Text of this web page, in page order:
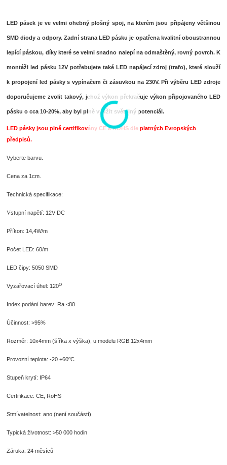
LED pásek je ve velmi ohebný plošný spoj, na kterém jsou připájeny většinou
SMD diody a odpory. Zadní strana LED pásku je opatřena kvalitní oboustrannou
lepící páskou, díky které se velmi snadno nalepí na odmaštěný, rovný povrch. K
montáži led pásku 12V potřebujete také LED napájecí zdroj (trafo), které slouží
k propojení led pásky s vypínačem či zásuvkou na 230V. Při výběru LED zdroje
doporučujeme zvolit takový, jehož výkon překračuje výkon připojovaného LED
pásku o cca 10-20%, aby byl plně využit světelný potenciál.
LED pásky jsou plně certifikovány CE a ROHS dle platných Evropských
předpisů.
Vyberte barvu.
Cena za 1cm.
Technická specifikace:
Vstupní napětí: 12V DC
Příkon: 14,4W/m
Počet LED: 60/m
LED čipy: 5050 SMD
Vyzařovací úhel: 120O
Index podání barev: Ra <80
Účinnost: >95%
Rozměr: 10x4mm (šířka x výška), u modelu RGB:12x4mm
Provozní teplota: -20 +60oC
Stupeň krytí: IP64
Certifikace: CE, RoHS
Stmívatelnost: ano (není součástí)
Typická životnost: >50 000 hodin
Záruka: 24 měsíců